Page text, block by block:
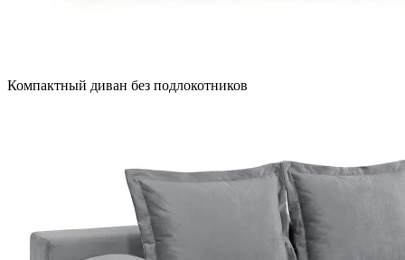
Компактный диван без подлокотников